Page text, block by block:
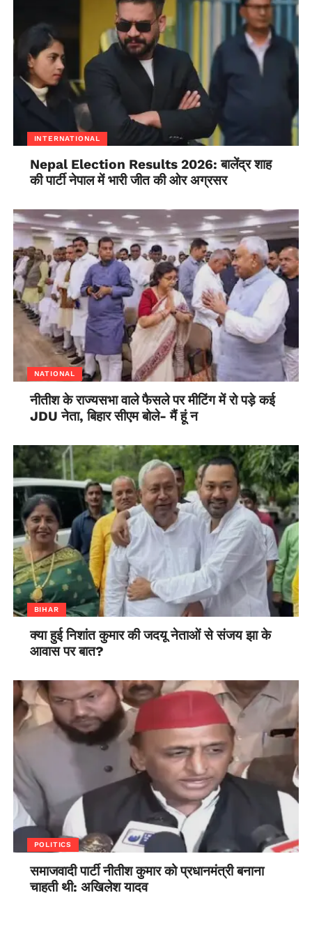
INTERNATIONAL
Nepal Election Results 2026: बालेंद्र शाह
की पार्टी नेपाल में भारी जीत की ओर अग्रसर
NATIONAL
नीतीश के राज्यसभा वाले फैसले पर मीटिंग में रो पड़े कई
JDU नेता, बिहार सीएम बोले- मैं हूं न
BIHAR
क्या हुई निशांत कुमार की जदयू नेताओं से संजय झा के
आवास पर बात?
POLITICS
समाजवादी पार्टी नीतीश कुमार को प्रधानमंत्री बनाना
चाहती थी: अखिलेश यादव